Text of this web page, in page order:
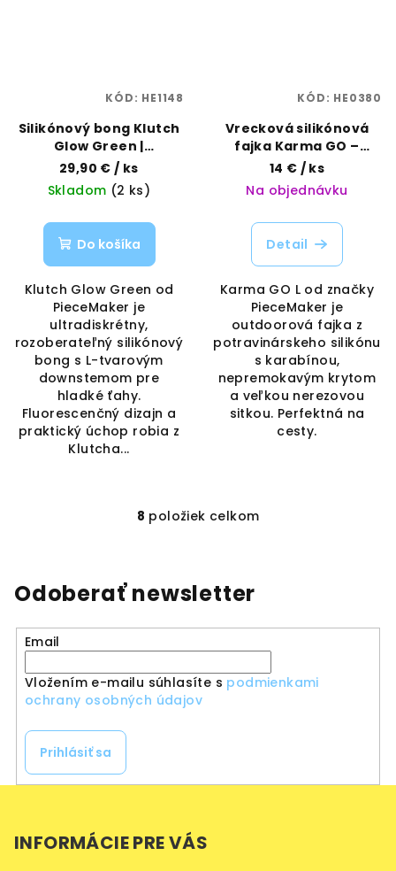
Silikónový bong Klutch
Glow Green |
PieceMaker | Vaporama
29,90 €/ ks
Skladom (2 ks)
Do košíka
Klutch Glow Green od
PieceMaker je
ultradiskrétny,
rozoberateľný silikónový
bong s L-tvarovým
downstemom pre
hladké ťahy.
Fluorescenčný dizajn a
praktický úchop robia z
Klutcha...
KÓD: HE1148
Vrecková silikónová
fajka Karma GO –
veľkosť L | PieceMaker |
Vaporama
14 € / ks
Na objednávku
Detail
Karma GO L od značky
PieceMaker je
outdoorová fajka z
potravinárskeho silikónu
s karabínou,
nepremokavým krytom
a veľkou nerezovou
sitkou. Perfektná na
cesty.
KÓD: HE0380
O
á
d
a
c
i
e
p
y
ý
p
8 položiek celkom
Odoberať newsletter
Email
Vložením e-mailu súhlasíte s podmienkami
ochrany osobných údajov
Prihlásiť sa
INFORMÁCIE PRE VÁS